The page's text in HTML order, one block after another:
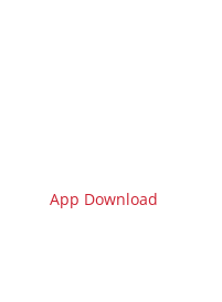
App Download